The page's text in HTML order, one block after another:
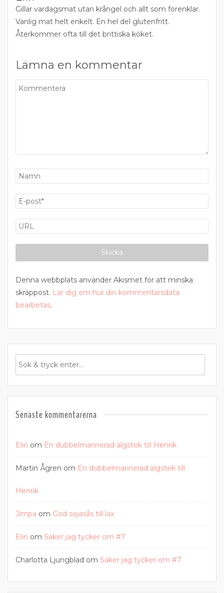
Gillar vardagsmat utan krångel och allt som förenklar.
Vanlig mat helt enkelt. En hel del glutenfritt.
Återkommer ofta till det brittiska köket.
Lämna en kommentar
Denna webbplats använder Akismet för att minska
skräppost. Lär dig om hur din kommentarsdata
bearbetas.
Senaste kommentarerna
Elin om En dubbelmarinerad älgstek till Henrik
Martin Ågren om En dubbelmarinerad älgstek till
Henrik
Jimpa om God sojasås till lax
Elin om Saker jag tycker om #7
Charlotta Ljungblad om Saker jag tycker om #7